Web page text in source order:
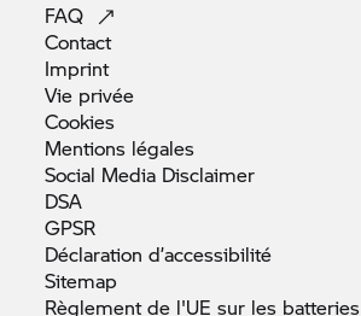
FAQ
Contact
Imprint
Vie privée
Cookies
Mentions légales
Social Media Disclaimer
DSA
GPSR
Déclarationd’accessibilité
Sitemap
Règlement de l'UE sur les batteries